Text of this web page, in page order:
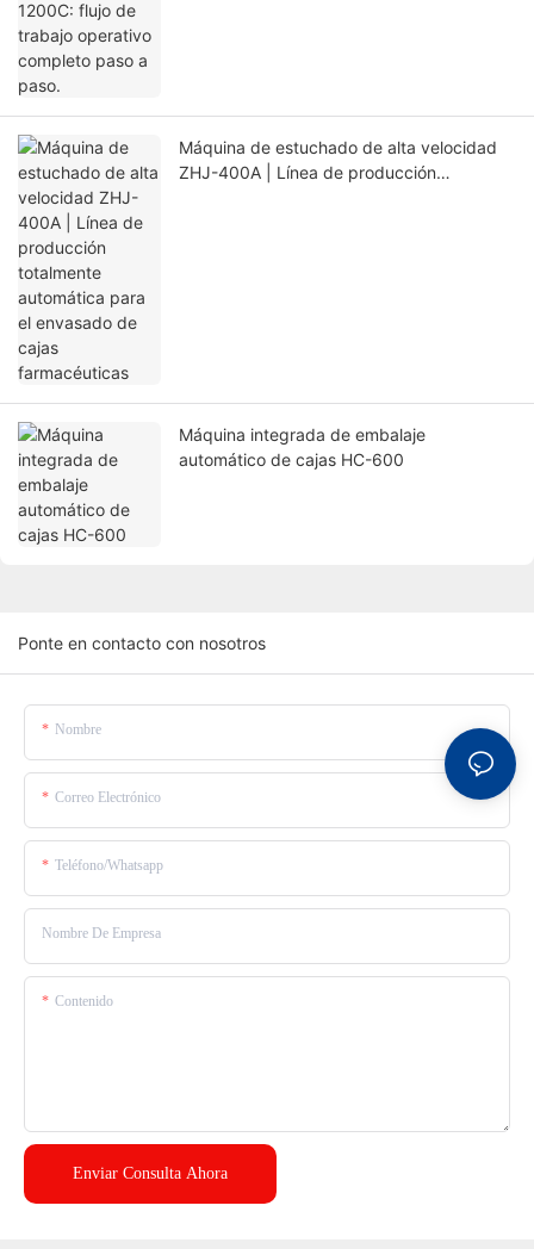
Máquina de estuchado de alta velocidad
ZHJ-400A | Línea de producción
Máquina integrada de embalaje
automático de cajas HC-600
Ponte en contacto con nosotros
Nombre
Correo Electrónico
Teléfono/whatsapp
Nombre De Empresa
Contenido
Enviar Consulta Ahora